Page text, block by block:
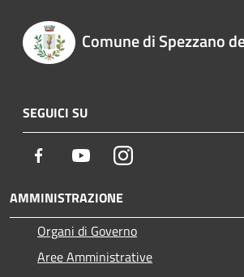
Comune di Spezzano
SEGUICI SU
Facebook YoutubeInstagram
AMMINISTRAZIONE
Organi di Governo
Aree Amministrative